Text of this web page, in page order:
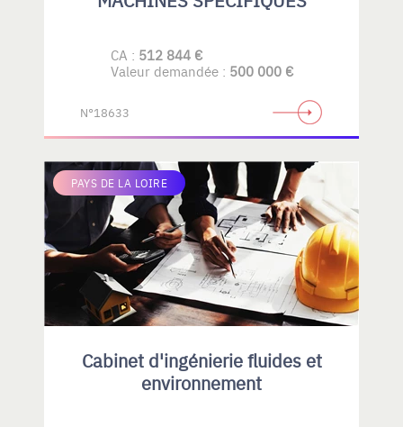
CA : 512 844 €
Valeur demandée : 500 000 €
N°18633
PAYS DE LA LOIRE
Cabinet d'ingénierie fluides et
environnement